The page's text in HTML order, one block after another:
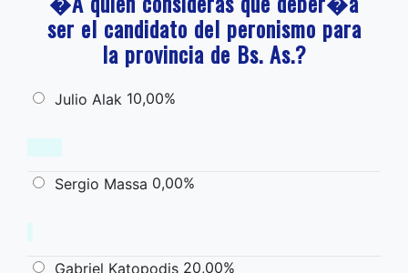
ser el candidato del peronismo para
la provincia de Bs. As.?
Julio Alak 10,00%
Sergio Massa 0,00%
Gabriel Katopodis 20,00%